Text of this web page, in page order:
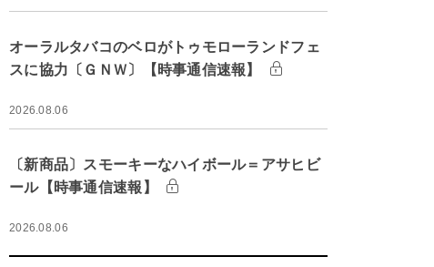
オーラルタバコのベロがトゥモローランドフェ
スに協力〔ＧＮＷ〕【時事通信速報】
2026.08.06
〔新商品〕スモーキーなハイボール＝アサヒビ
ール【時事通信速報】
2026.08.06